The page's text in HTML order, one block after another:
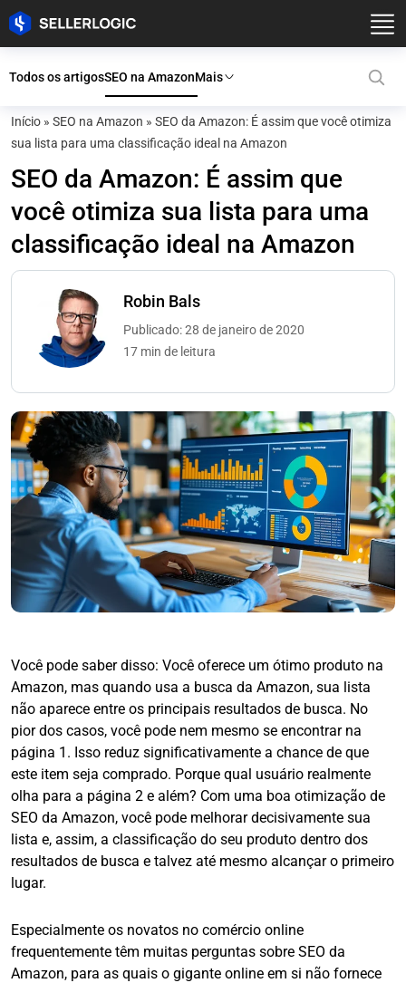
Todos os artigosSEO na AmazonMais
Início » SEO na Amazon » SEO da Amazon: É assim que você otimiza
sua lista para uma classificação ideal na Amazon
SEO da Amazon: É assim que
você otimiza sua lista para uma
classificação ideal na Amazon
Robin Bals
Publicado: 28 de janeiro de 2020
17 min de leitura
Você pode saber disso: Você oferece um ótimo produto na
Amazon, mas quando usa a busca da Amazon, sua lista
não aparece entre os principais resultados de busca. No
pior dos casos, você pode nem mesmo se encontrar na
página 1. Isso reduz significativamente a chance de que
este item seja comprado. Porque qual usuário realmente
olha para a página 2 e além? Com uma boa otimização de
SEO da Amazon, você pode melhorar decisivamente sua
lista e, assim, a classificação do seu produto dentro dos
resultados de busca e talvez até mesmo alcançar o primeiro
lugar.
Especialmente os novatos no comércio online
frequentemente têm muitas perguntas sobre SEO da
Amazon, para as quais o gigante online em si não fornece